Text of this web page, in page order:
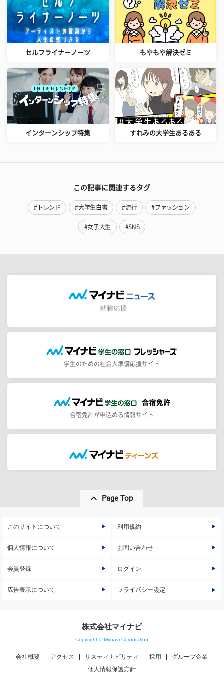
セルフライナーノーツ もやもや解決ゼミ
インターンシップ特集 すれみの大学生あるある
この記事に関連するタグ
#トレンド #大学生白書 #流行 #ファッション
#女子大生 #SNS
学生のための社会人準備応援サイト
合宿免許が申込める情報サイト
Page Top
このサイトについて 利用規約
個人情報について お問い合わせ
会員登録 ログイン
広告表示について プライバシー設定
株式会社マイナビ
Copyright © Mynavi Corporation
会社概要 アクセス サスティナビリティ 採用
グループ企業
個人情報保護方針